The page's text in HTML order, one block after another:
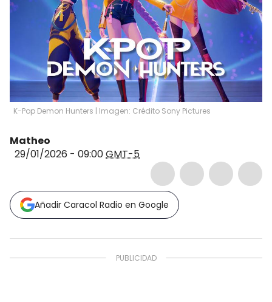
K-Pop Demon Hunters | Imagen: Crédito Sony Pictures
Matheo
29/01/2026 - 09:00GMT-5
Añadir Caracol Radio en Google